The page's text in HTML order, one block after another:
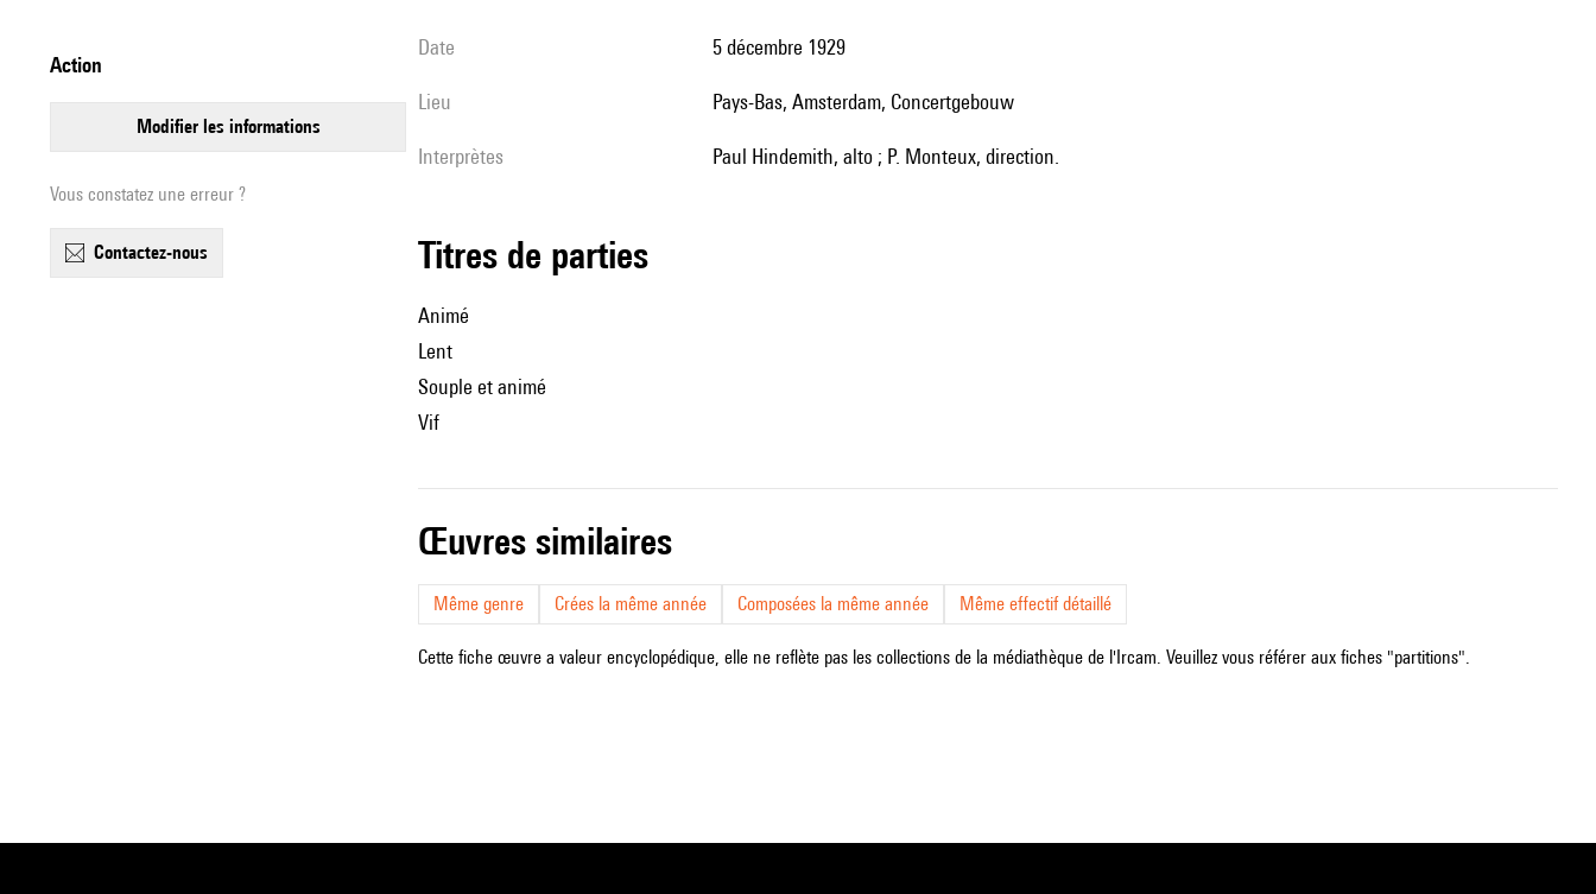
action
modifier les informations
Vous constatez une erreur ?
contactez-nous
date 5 décembre 1929
lieu Pays-Bas, Amsterdam, Concertgebouw
interprètes Paul Hindemith, alto ; P. Monteux, direction.
Titres de parties
Animé
Lent
Souple et animé
Vif
œuvres similaires
Même genre Crées la même année Composées la même année Même effectif détaillé
Cette fiche œuvre a valeur encyclopédique, elle ne reflète pas les collections de la médiathèque de l'Ircam. Veuillez vous référer aux fiches "partitions".